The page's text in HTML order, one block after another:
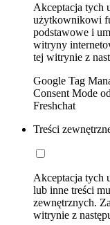
Akceptacja tych
użytkownikowi
podstawowe i
witryny
tej witrynie z
Google Tag
Consent Mode
Freshchat
Treści
Akceptacja tych
lub inne treści
zewnętrznych.
witrynie z